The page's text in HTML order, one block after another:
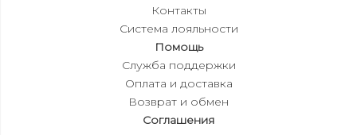
Контакты
Система лояльности
Помощь
Служба поддержки
Оплата и доставка
Возврат и обмен
Соглашения